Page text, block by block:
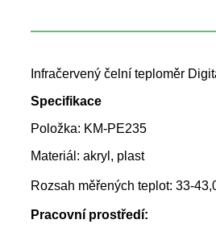
Infračervený čelní teploměr
Specifikace
Položka: KM-PE235
Materiál: akryl, plast
Rozsah měřených teplot: 33-
Pracovní prostředí: